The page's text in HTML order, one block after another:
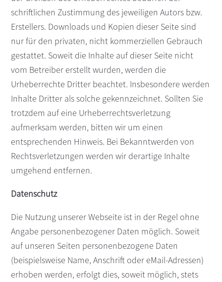
schriftlichen Zustimmung des jeweiligen Autors bzw.
Erstellers. Downloads und Kopien dieser Seite sind
nur für den privaten, nicht kommerziellen Gebrauch
gestattet. Soweit die Inhalte auf dieser Seite nicht
vom Betreiber erstellt wurden, werden die
Urheberrechte Dritter beachtet. Insbesondere werden
Inhalte Dritter als solche gekennzeichnet. Sollten Sie
trotzdem auf eine Urheberrechtsverletzung
aufmerksam werden, bitten wir um einen
entsprechenden Hinweis. Bei Bekanntwerden von
Rechtsverletzungen werden wir derartige Inhalte
umgehend entfernen.
Datenschutz
Die Nutzung unserer Webseite ist in der Regel ohne
Angabe personenbezogener Daten möglich. Soweit
auf unseren Seiten personenbezogene Daten
(beispielsweise Name, Anschrift oder eMail-Adressen)
erhoben werden, erfolgt dies, soweit möglich, stets